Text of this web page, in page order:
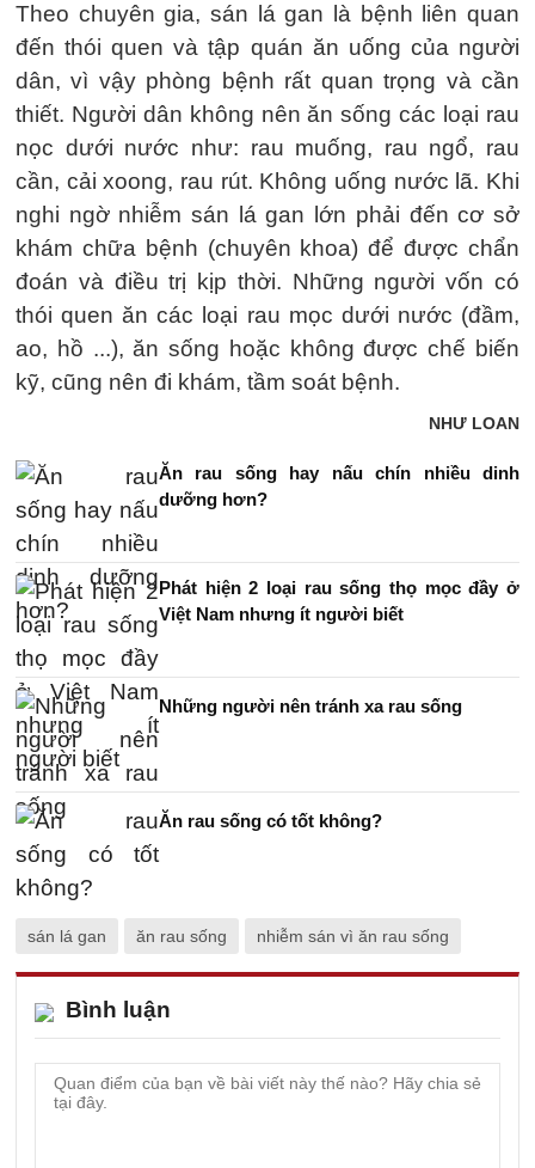
Theo chuyên gia, sán lá gan là bệnh liên quan
đến thói quen và tập quán ăn uống của người
dân, vì vậy phòng bệnh rất quan trọng và cần
thiết. Người dân không nên ăn sống các loại rau
nọc dưới nước như: rau muống, rau ngổ, rau
cần, cải xoong, rau rút. Không uống nước lã. Khi
nghi ngờ nhiễm sán lá gan lớn phải đến cơ sở
khám chữa bệnh (chuyên khoa) để được chẩn
đoán và điều trị kịp thời. Những người vốn có
thói quen ăn các loại rau mọc dưới nước (đầm,
ao, hồ ...), ăn sống hoặc không được chế biến
kỹ, cũng nên đi khám, tầm soát bệnh.
NHƯ LOAN
Ăn rau sống hay nấu chín nhiều dinh
dưỡng hơn?
Phát hiện 2 loại rau sống thọ mọc đầy ở
Việt Nam nhưng ít người biết
Những người nên tránh xa rau sống
Ăn rau sống có tốt không?
sán lá gan ăn rau sống nhiễm sán vì ăn rau sống
Bình luận